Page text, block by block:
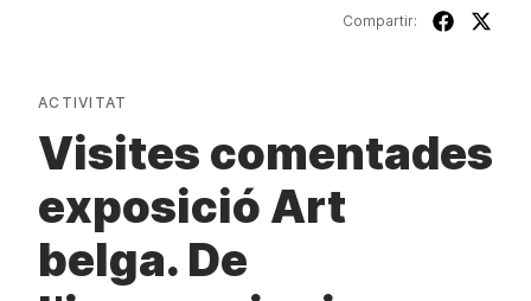
Compartir:
ACTIVITAT
Visites comentades
exposició Art
belga. De